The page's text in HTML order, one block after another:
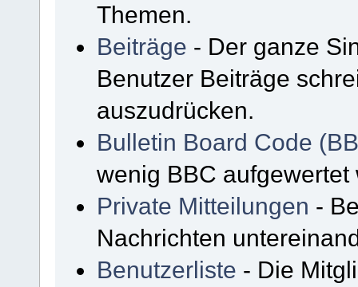
Themen.
Beiträge - Der ganze
Benutzer Beiträge
auszudrücken.
Bulletin Board Code
wenig BBC aufgewertet
Private Mitteilungen -
Nachrichten
Benutzerliste - Die